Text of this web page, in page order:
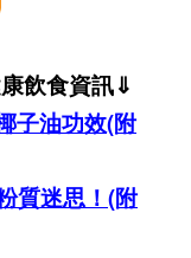
飲食資訊⇓
子油功效(附
質迷思！(附